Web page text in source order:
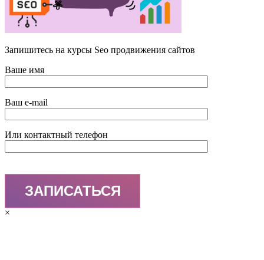
Запишитесь на курсы Seo продвижения сайтов
Ваше имя
Ваш e-mail
Или контактный телефон
×